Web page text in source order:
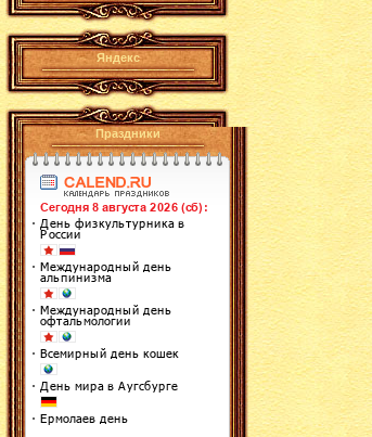
Яндекс
Праздники